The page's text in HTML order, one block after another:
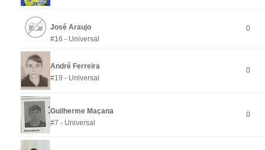
José Araujo
#16 - Universal
0
André Ferreira
#19 - Universal
0
Guilherme Maçana
#7 - Universal
0